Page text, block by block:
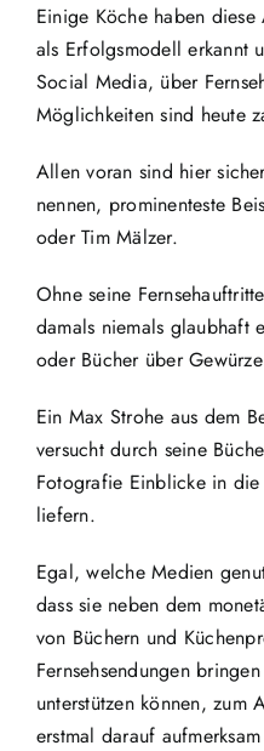
Einige Köche haben
als Erfolgsmodell erkannt
Social Media, über
Möglichkeiten sind heute
Allen voran sind hier
nennen, prominenteste
oder Tim Mälzer.
Ohne seine
damals niemals glaubhaft
oder Bücher über
Ein Max Strohe aus dem
versucht durch seine
Fotografie Einblicke in die
liefern.
Egal, welche Medien
dass sie neben dem
von Büchern und
Fernsehsendungen
unterstützen können, zum
erstmal darauf